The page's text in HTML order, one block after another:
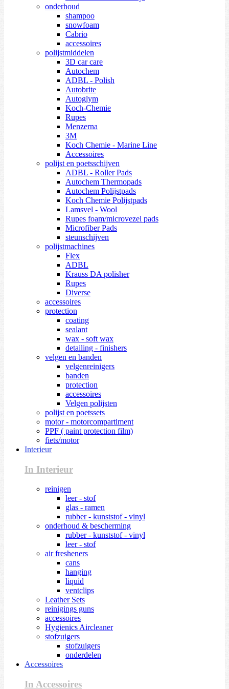
onderhoud
shampoo
snowfoam
Cabrio
accessoires
polijstmiddelen
3D car care
Autochem
ADBL - Polish
Autobrite
Autoglym
Koch-Chemie
Rupes
Menzerna
3M
Koch Chemie - Marine Line
Accessoires
polijst en poetsschijven
ADBL - Roller Pads
Autochem Thermopads
Autochem Polijstpads
Koch Chemie Polijstpads
Lamsvel - Wool
Rupes foam/microvezel pads
Microfiber Pads
steunschijven
polijstmachines
Flex
ADBL
Krauss DA polisher
Rupes
Diverse
accessoires
protection
coating
sealant
wax - soft wax
detailing - finishers
velgen en banden
velgenreinigers
banden
protection
accessoires
Velgen polijsten
polijst en poetssets
motor - motorcompartiment
PPF ( paint protection film)
fiets/motor
Interieur
In Interieur
reinigen
leer - stof
glas - ramen
rubber - kunststof - vinyl
onderhoud & bescherming
rubber - kunststof - vinyl
leer - stof
air fresheners
cans
hanging
liquid
ventclips
Leather Sets
reinigings guns
accessoires
Hygienics Aircleaner
stofzuigers
stofzuigers
onderdelen
Accessoires
In Accessoires